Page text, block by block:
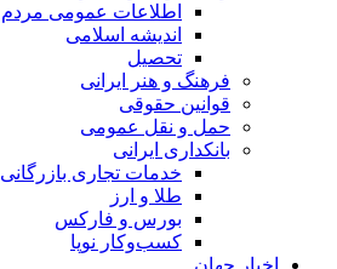
اطلاعات عمومی مردم
اندیشه اسلامی
تحصیل
فرهنگ و هنر ایرانی
قوانین حقوقی
حمل و نقل عمومی
بانکداری ایرانی
خدمات تجاری بازرگانی
طلا و ارز
بورس و فارکس
کسب‌وکار نوپا
اخبار جهان